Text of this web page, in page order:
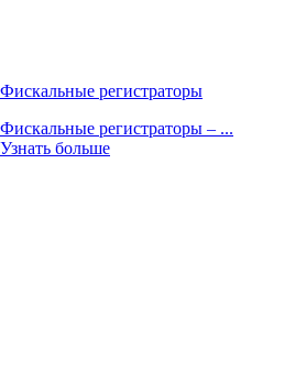
Фискальные регистраторы
Фискальные регистраторы – ...
Узнать больше